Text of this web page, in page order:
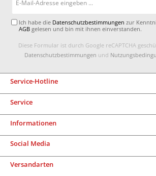
Ich habe die Datenschutzbestimmungen zur
AGB gelesen und bin mit ihnen einverstanden.
Diese Formular ist durch Google reCAPTCHA
Datenschutzbestimmungen und
Service-Hotline
Service
Informationen
Social Media
Versandarten